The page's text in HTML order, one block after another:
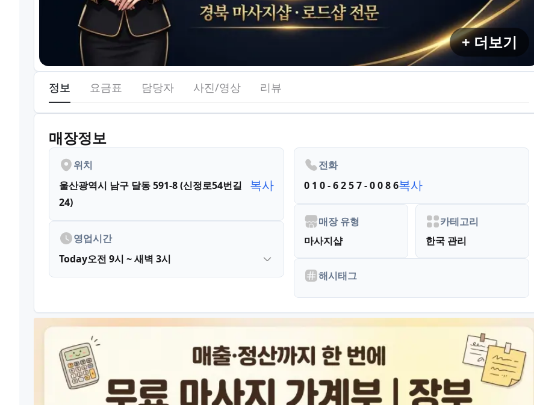
+ 더보기
정보 요금표 담당자 사진/영상 리뷰
매장정보
위치
울산광역시 남구 달동 591-8 (신정로54번길
24)
복사
영업시간
Today오전 9시 ~ 새벽 3시
전화
0 1 0 - 6 2 5 7 - 0 0 8 6복사
매장 유형
마사지샵
카테고리
한국 관리
해시태그